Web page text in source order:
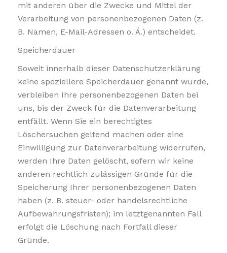
mit anderen über die Zwecke und Mittel der
Verarbeitung von personenbezogenen Daten (z.
B. Namen, E-Mail-Adressen o. Ä.) entscheidet.
Speicherdauer
Soweit innerhalb dieser Datenschutzerklärung
keine speziellere Speicherdauer genannt wurde,
verbleiben Ihre personenbezogenen Daten bei
uns, bis der Zweck für die Datenverarbeitung
entfällt. Wenn Sie ein berechtigtes
Löschersuchen geltend machen oder eine
Einwilligung zur Datenverarbeitung widerrufen,
werden Ihre Daten gelöscht, sofern wir keine
anderen rechtlich zulässigen Gründe für die
Speicherung Ihrer personenbezogenen Daten
haben (z. B. steuer- oder handelsrechtliche
Aufbewahrungsfristen); im letztgenannten Fall
erfolgt die Löschung nach Fortfall dieser
Gründe.